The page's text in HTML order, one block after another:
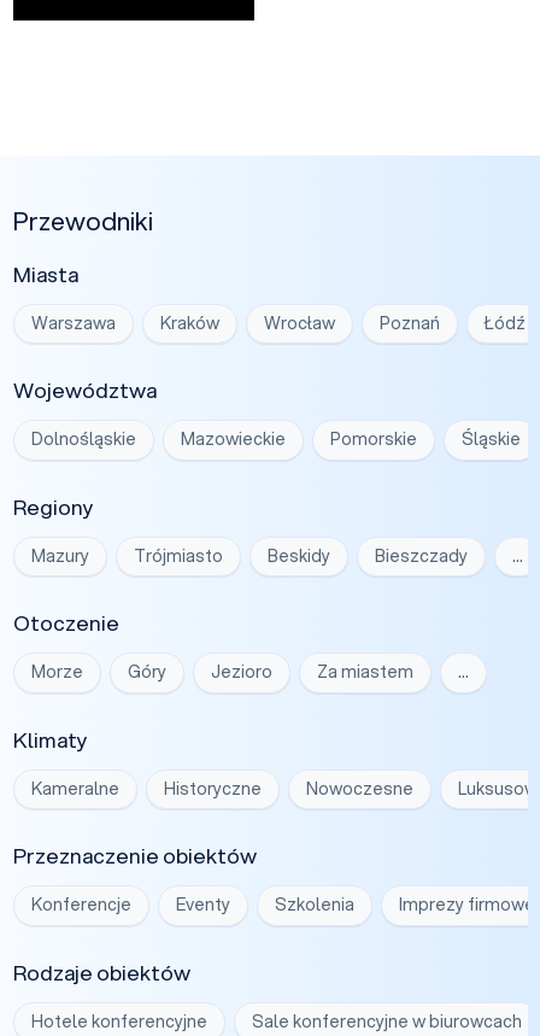
Przewodniki
Miasta
Warszawa Kraków Wrocław Poznań Łódź
Województwa
Dolnośląskie Mazowieckie Pomorskie Śląskie
Regiony
Mazury Trójmiasto Beskidy Bieszczady …
Otoczenie
Morze Góry Jezioro Za miastem …
Klimaty
Kameralne Historyczne Nowoczesne
Przeznaczenie obiektów
Konferencje Eventy Szkolenia Imprezy firmowe
Rodzaje obiektów
Hotele konferencyjne Sale konferencyjne w biurowcach